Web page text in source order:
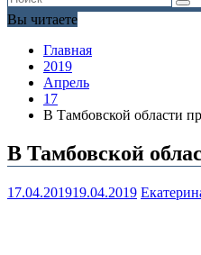
Вы читаете
Главная
2019
Апрель
17
В Тамбовской области
В Тамбовской
17.04.201919.04.2019